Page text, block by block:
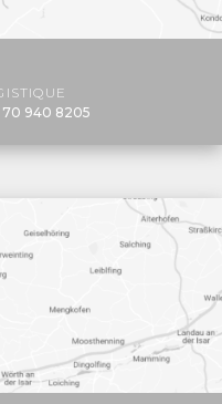
70 940 8205